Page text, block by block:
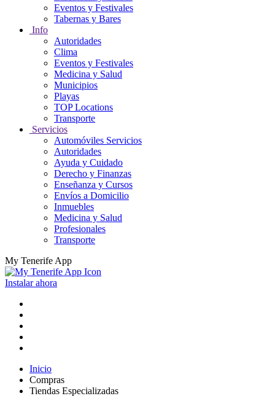
Eventos y Festivales
Tabernas y Bares
Info
Autoridades
Clima
Eventos y Festivales
Medicina y Salud
Municipios
Playas
TOP Locations
Transporte
Servicios
Automóviles Servicios
Autoridades
Ayuda y Cuidado
Derecho y Finanzas
Enseñanza y Cursos
Envíos a Domicilio
Inmuebles
Medicina y Salud
Profesionales
Transporte
My Tenerife App
Instalar ahora
Inicio
Compras
Tiendas Especializadas